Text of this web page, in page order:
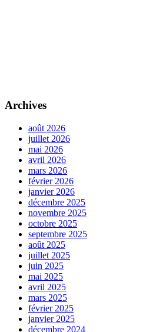
Archives
août 2026
juillet 2026
mai 2026
avril 2026
mars 2026
février 2026
janvier 2026
décembre 2025
novembre 2025
octobre 2025
septembre 2025
août 2025
juillet 2025
juin 2025
mai 2025
avril 2025
mars 2025
février 2025
janvier 2025
décembre 2024